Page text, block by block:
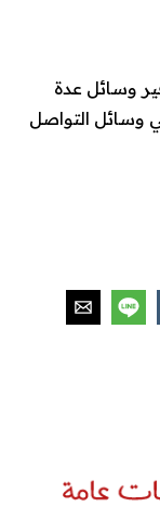
وسائل عدة
وسائل التواصل